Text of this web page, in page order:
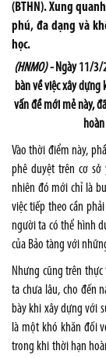
(BTHN). Xung
phú, đa dạng và
học.
(HNMO) -Ngày 11/3/
bàn về việc xây dựng
vấn đề mới mẻ này,
Vào thời điểm này,
phê duyệt trên cơ sở
nhiên đó mới chỉ là
việc tiếp theo cần
người ta có thể hình
của Bảo tàng với
Nhưng cũng trên
ta chưa lâu, cho đến
bày khi xây dựng với
là một khó khăn đối
trong khi thời hạn